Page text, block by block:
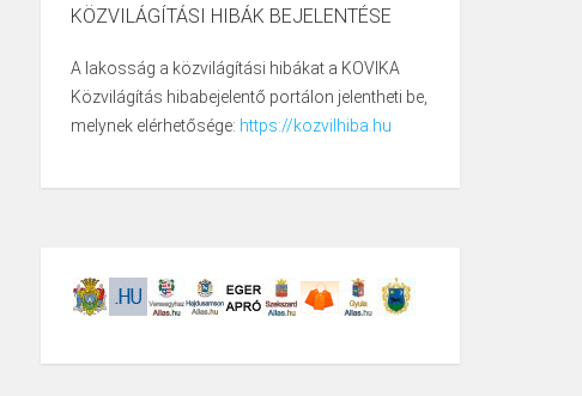
KÖZVILÁGÍTÁSI HIBÁK BEJELENTÉSE
A lakosság a közvilágítási hibákat a KOVIKA
Közvilágítás hibabejelentő portálon jelentheti be,
melynek elérhetősége: https://kozvilhiba.hu